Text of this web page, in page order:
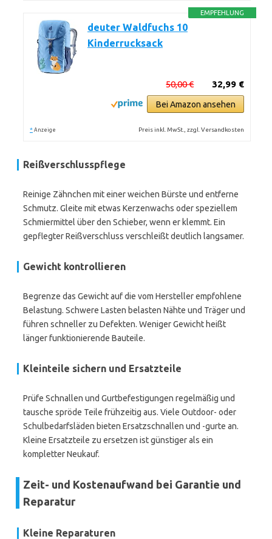
EMPFEHLUNG
deuter Waldfuchs 10
Kinderrucksack
32,99 €
50,00 €
Bei Amazon ansehen
* Anzeige Preis inkl. MwSt., zzgl. Versandkosten
Reißverschlusspflege
Reinige Zähnchen mit einer weichen Bürste und entferne
Schmutz. Gleite mit etwas Kerzenwachs oder speziellem
Schmiermittel über den Schieber, wenn er klemmt. Ein
gepflegter Reißverschluss verschleißt deutlich langsamer.
Gewicht kontrollieren
Begrenze das Gewicht auf die vom Hersteller empfohlene
Belastung. Schwere Lasten belasten Nähte und Träger und
führen schneller zu Defekten. Weniger Gewicht heißt
länger funktionierende Bauteile.
Kleinteile sichern und Ersatzteile
Prüfe Schnallen und Gurtbefestigungen regelmäßig und
tausche spröde Teile frühzeitig aus. Viele Outdoor- oder
Schulbedarfsläden bieten Ersatzschnallen und -gurte an.
Kleine Ersatzteile zu ersetzen ist günstiger als ein
kompletter Neukauf.
Zeit- und Kostenaufwand bei Garantie und
Reparatur
Kleine Reparaturen